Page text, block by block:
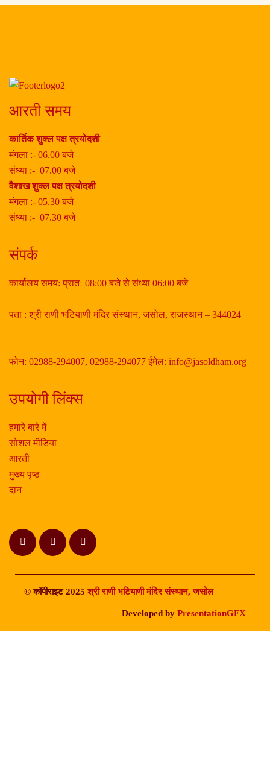
आरती समय
कार्तिक शुक्ल पक्ष त्रयोदशी
मंगला :- 06.00 बजे
संध्या :- 07.00 बजे
वैशाख शुक्ल पक्ष त्रयोदशी
मंगला :- 05.30 बजे
संध्या :- 07.30 बजे
संपर्क
कार्यालय समय: प्रातः 08:00 बजे से संध्या 06:00 बजे
पता : श्री राणी भटियाणी मंदिर संस्थान, जसोल, राजस्थान – 344024
फोन: 02988-294007, 02988-294077 ईमेल: info@jasoldham.org
उपयोगी लिंक्स
हमारे बारे में
सोशल मीडिया
आरती
मुख्य पृष्ठ
दान
© कॉपीराइट 2025श्री राणी भटियाणी मंदिर संस्थान, जसोल
Developed by PresentationGFX